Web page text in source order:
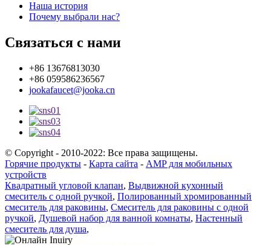
Наша история
Почему выбрали нас?
Связаться с нами
+86 13676813030
+86 059586236567
jookafaucet@jooka.cn
© Copyright - 2010-2022: Все права защищены.
Горячие продукты - Карта сайта - AMP для мобильных
устройств
Квадратный угловой клапан, Выдвижной кухонный
смеситель с одной ручкой, Полированный хромированный
смеситель для раковины, Смеситель для раковины с одной
ручкой, Душевой набор для ванной комнаты, Настенный
смеситель для душа,